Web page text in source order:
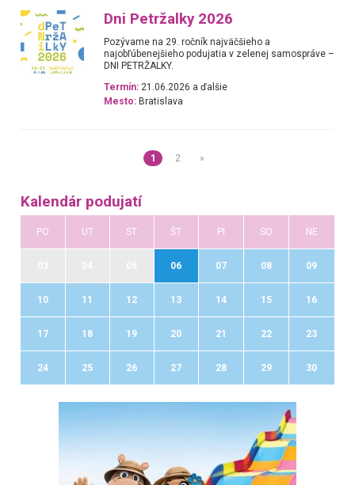
Dni Petržalky 2026
Pozývame na 29. ročník najväčšieho a
najobľúbenejšieho podujatia v zelenej samospráve –
DNI PETRŽALKY.
Termín: 21.06.2026 a ďalšie
Mesto: Bratislava
1 2 »
Kalendár podujatí
PO UT ST ŠT PI SO NE
06 07 08 09
10 11 12 13 14 15 16
17 18 19 20 21 22 23
24 25 26 27 28 29 30